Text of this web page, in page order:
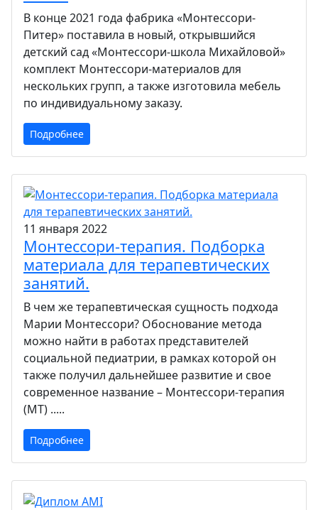
В конце 2021 года фабрика «Монтессори-
Питер» поставила в новый, открывшийся
детский сад «Монтессори-школа Михайловой»
комплект Монтессори-материалов для
нескольких групп, а также изготовила мебель
по индивидуальному заказу.
Подробнее
11 января 2022
Монтессори-терапия. Подборка
материала для терапевтических
занятий.
В чем же терапевтическая сущность подхода
Марии Монтессори? Обоснование метода
можно найти в работах представителей
социальной педиатрии, в рамках которой он
также получил дальнейшее развитие и свое
современное название – Монтессори-терапия
(МТ) .....
Подробнее